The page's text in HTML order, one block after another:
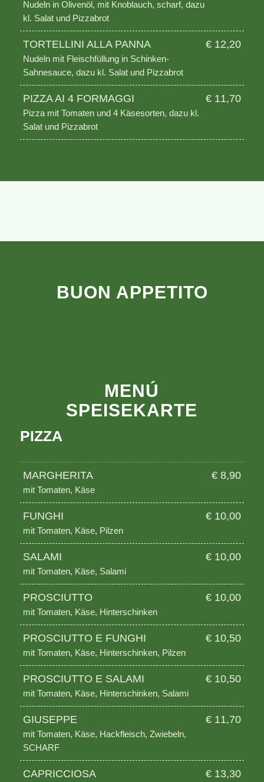
Nudeln in Olivenöl, mit Knoblauch, scharf, dazu
kl. Salat und Pizzabrot
TORTELLINI ALLA PANNA € 12,20
Nudeln mit Fleischfüllung in Schinken-
Sahnesauce, dazu kl. Salat und Pizzabrot
PIZZA AI 4 FORMAGGI € 11,70
Pizza mit Tomaten und 4 Käsesorten, dazu kl.
Salat und Pizzabrot
BUON APPETITO
MENÚ
SPEISEKARTE
PIZZA
MARGHERITA € 8,90
mit Tomaten, Käse
FUNGHI € 10,00
mit Tomaten, Käse, Pilzen
SALAMI € 10,00
mit Tomaten, Käse, Salami
PROSCIUTTO € 10,00
mit Tomaten, Käse, Hinterschinken
PROSCIUTTO E FUNGHI € 10,50
mit Tomaten, Käse, Hinterschinken, Pilzen
PROSCIUTTO E SALAMI € 10,50
mit Tomaten, Käse, Hinterschinken, Salami
GIUSEPPE € 11,70
mit Tomaten, Käse, Hackfleisch, Zwiebeln,
SCHARF
CAPRICCIOSA € 13,30